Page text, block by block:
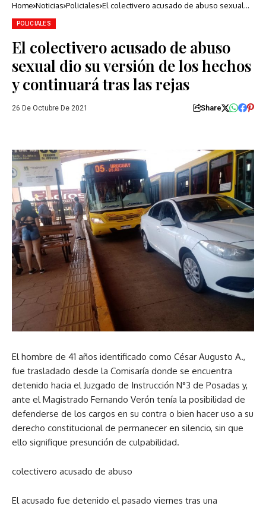
Home Noticias Policiales El colectivero acusado de abuso sexual
POLICIALES
El colectivero acusado de abuso
sexual dio su versión de los hechos
y continuará tras las rejas
26 De Octubre De 2021 Share
El hombre de 41 años identificado como César Augusto A.,
fue trasladado desde la Comisaría donde se encuentra
detenido hacia el Juzgado de Instrucción N°3 de Posadas y,
ante el Magistrado Fernando Verón tenía la posibilidad de
defenderse de los cargos en su contra o bien hacer uso a su
derecho constitucional de permanecer en silencio, sin que
ello signifique presunción de culpabilidad.
colectivero acusado de abuso
El acusado fue detenido el pasado viernes tras una